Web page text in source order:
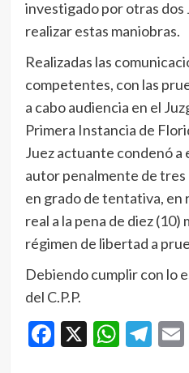
investigado por otras dos
realizar estas maniobras.
Realizadas las
competentes, con las
a cabo audiencia en el
Primera Instancia de
Juez actuante condenó a
autor penalmente de
en grado de tentativa,
real a la pena de diez (10)
régimen de libertad a
Debiendo cumplir con lo
del C.P.P.
Facebook
X